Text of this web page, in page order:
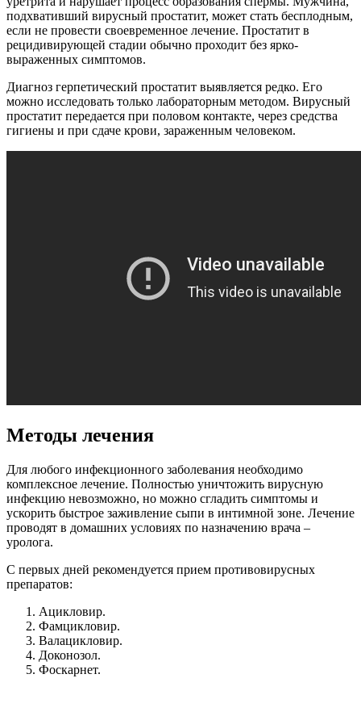
подхвативший вирусный простатит, может стать бесплодным,
если не провести своевременное лечение. Простатит в
рецидивирующей стадии обычно проходит без ярко-
выраженных симптомов.
Диагноз герпетический простатит выявляется редко. Его
можно исследовать только лабораторным методом. Вирусный
простатит передается при половом контакте, через средства
гигиены и при сдаче крови, зараженным человеком.
Методы лечения
Для любого инфекционного заболевания необходимо
комплексное лечение. Полностью уничтожить вирусную
инфекцию невозможно, но можно сгладить симптомы и
ускорить быстрое заживление сыпи в интимной зоне. Лечение
проводят в домашних условиях по назначению врача –
уролога.
С первых дней рекомендуется прием противовирусных
препаратов:
Ацикловир.
Фамцикловир.
Валацикловир.
Доконозол.
Фоскарнет.